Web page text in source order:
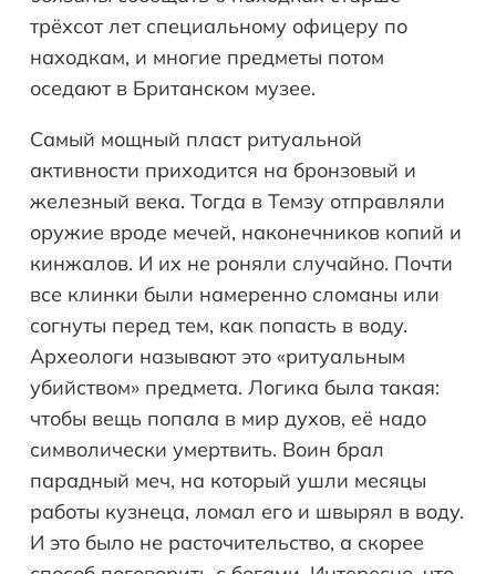
трёхсот лет специальному офицеру по
находкам, и многие предметы потом
оседают в Британском музее.
Самый мощный пласт ритуальной
активности приходится на бронзовый и
железный века. Тогда в Темзу отправляли
оружие вроде мечей, наконечников копий и
кинжалов. И их не роняли случайно. Почти
все клинки были намеренно сломаны или
согнуты перед тем, как попасть в воду.
Археологи называют это «ритуальным
убийством» предмета. Логика была такая:
чтобы вещь попала в мир духов, её надо
символически умертвить. Воин брал
парадный меч, на который ушли месяцы
работы кузнеца, ломал его и швырял в воду.
И это было не расточительство, а скорее